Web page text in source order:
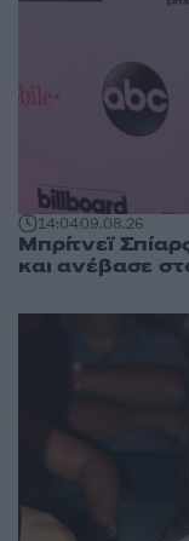
14:0409.08.26
Μπρίτνεϊ
και ανέβασε